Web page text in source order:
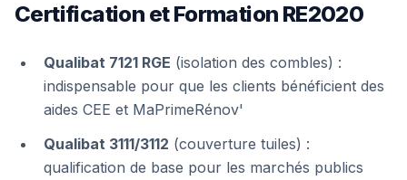
Certification et Formation RE2020
Qualibat 7121 RGE (isolation des combles) :
indispensable pour que les clients bénéficient des
aides CEE et MaPrimeRénov'
Qualibat 3111/3112 (couverture tuiles) :
qualification de base pour les marchés publics